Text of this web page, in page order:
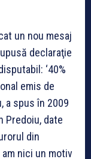
un nou mesaj
declaraţie
‘40%
emis de
a spus în 2009
Predoiu, date
din
nici un motiv